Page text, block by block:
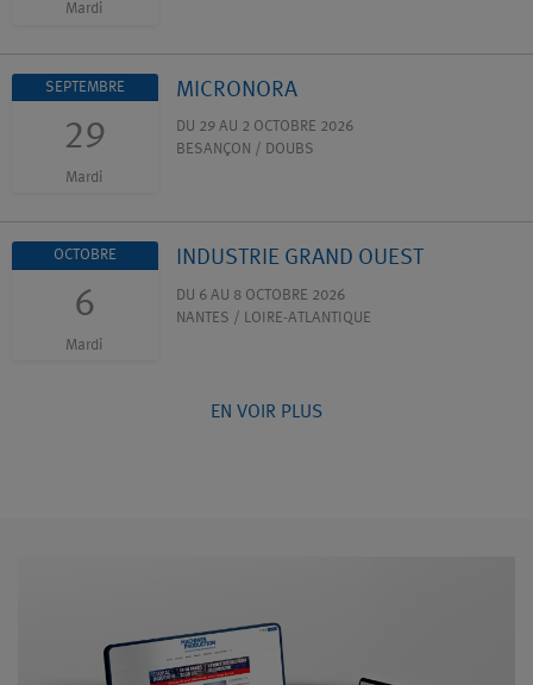
Mardi
SEPTEMBRE
29
Mardi
MICRONORA
DU 29 AU 2 OCTOBRE 2026
BESANÇON / DOUBS
OCTOBRE
6
Mardi
INDUSTRIE GRAND OUEST
DU 6 AU 8 OCTOBRE 2026
NANTES / LOIRE-ATLANTIQUE
EN VOIR PLUS